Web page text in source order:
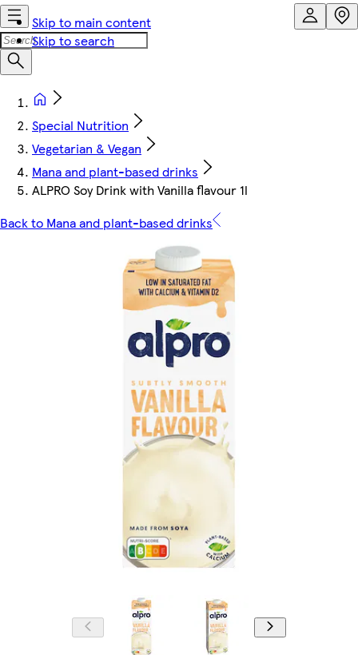
Skip to main content
Skip to search
Special Nutrition
Vegetarian & Vegan
Mana and plant-based drinks
ALPRO Soy Drink with Vanilla flavour 1l
Back to Mana and plant-based drinks